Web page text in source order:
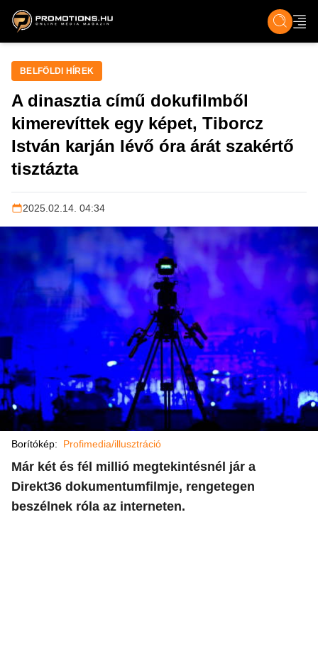
ZENE, FILM & KULT ÉLET TECH &
BELFÖLDI HÍREK
A dinasztia című dokufilmből
kimerevíttek egy képet, Tiborcz
István karján lévő óra árát szakértő
tisztázta
2025.02.14. 04:34
Borítókép: Profimedia/illusztráció
Már két és fél millió megtekintésnél jár a
Direkt36 dokumentumfilmje, rengetegen
beszélnek róla az interneten.